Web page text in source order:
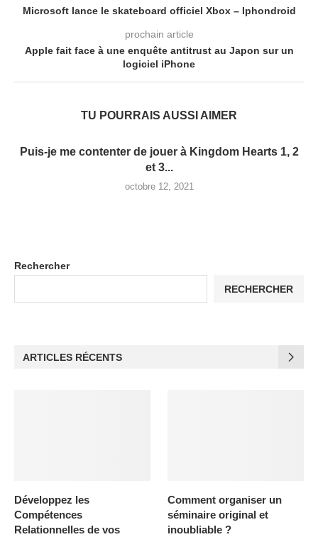
Microsoft lance le skateboard officiel Xbox – Iphondroid
prochain article
Apple fait face à une enquête antitrust au Japon sur un
logiciel iPhone
TU POURRAIS AUSSI AIMER
Puis-je me contenter de jouer à Kingdom Hearts 1, 2
et 3...
octobre 12, 2021
Rechercher
RECHERCHER
ARTICLES RÉCENTS
Développez les
Compétences
Relationnelles de vos
Comment organiser un
séminaire original et
inoubliable ?